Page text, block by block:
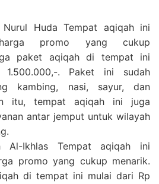
Huda Tempat aqiqah ini
harga promo yang cukup
paket aqiqah di tempat ini
. Paket ini sudah
kambing, nasi, sayur, dan
itu, tempat aqiqah ini juga
antar jemput untuk wilayah
Al-Ikhlas Tempat aqiqah ini
promo yang cukup menarik.
di tempat ini mulai dari Rp